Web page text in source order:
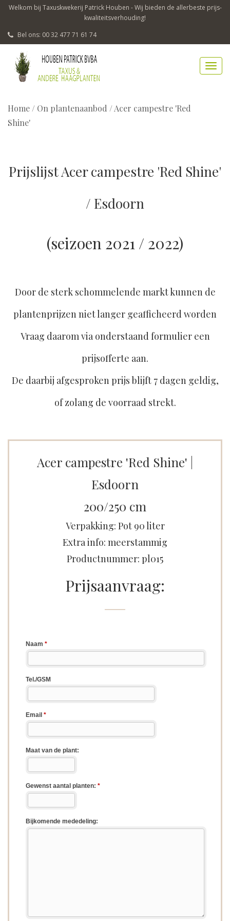
Welkom bij Taxuskwekerij Patrick Houben - Wij bieden de allerbeste prijs-
kwaliteitsverhouding!
Bel ons: 00 32 477 71 61 74
Home / On plantenaanbod / Acer campestre 'Red
Shine'
Prijslijst Acer campestre 'Red Shine'
/ Esdoorn
(seizoen 2021 / 2022)
Door de sterk schommelende markt kunnen de
plantenprijzen niet langer geafficheerd worden
Vraag daarom via onderstaand formulier een
prijsofferte aan.
De daarbij afgesproken prijs blijft 7 dagen geldig,
of zolang de voorraad strekt.
Acer campestre 'Red Shine' |
Esdoorn
200/250 cm
Verpakking: Pot 90 liter
Extra info: meerstammig
Productnummer: pl015
Prijsaanvraag: